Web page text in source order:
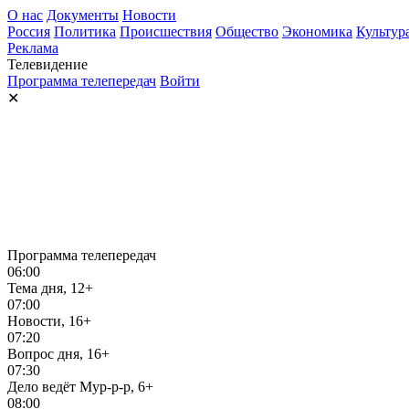
О нас Документы Новости
Россия Политика Происшествия Общество Экономика
Реклама
Телевидение
Программа телепередач Войти
✕
Программа телепередач
06:00
Тема дня, 12+
07:00
Новости, 16+
07:20
Вопрос дня, 16+
07:30
Дело ведёт Мур-р-р, 6+
08:00